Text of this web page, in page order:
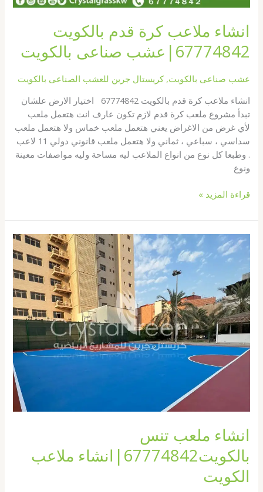
انشاء ملاعب كرة قدم بالكويت
67774842|عشب صناعى بالكويت
عشب صناعى بالكويت,كريستال جرين للعشب الصناعى بالكويت
انشاء ملاعب كرة قدم بالكويت 67774842 اختيار الارض علشان
تبدأ مشروع ملعب كرة قدم لازم تكون عارف انت هتعمل ملعب
لأي غرض من الاغراض يعني هتعمل ملعب خماس ولا هتعمل ملعب
سداسي ، سباعي ، ثماني ولا هتعمل ملعب قانوني دولي 11 لاعب
. وطبعا كل نوع من انواع الملاعب ليه مساحة وليه مواصفات معينة
ونوع
قراءة المزيد »
انشاء ملعب تنس
بالكويت67774842|انشاء ملاعب
الكويت
انشاء
ملعب
انشاء
ملاعب
الكويت